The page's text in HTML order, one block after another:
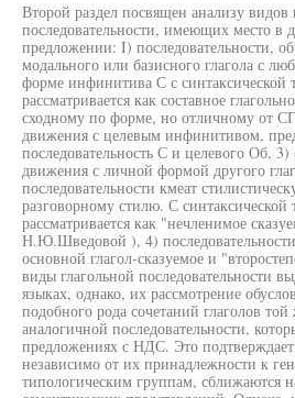
Второй раздел посвящен анализу видов
последовательности, имеющих место в
предложении: I) последовательности,
модального или базисного глагола с
форме инфинитива С с синтаксической
рассматривается как составное
сходному по форме, но отличному от
движения с целевым инфинитивом,
последовательность С и целевого Об, 3)
движения с личной формой другого
последовательности кмеат
разговорному стилю. С синтаксической
рассматривается как "нечленимое
Н.Ю.Шведовой ), 4)
основной глагол-сказуемое и
виды глагольной последовательности
языках, однако, их рассмотрение
подобного рода сочетаний глаголов
аналогичной последовательности,
предложениях с НДС. Это
независимо от их принадлежности к
типологическим группам, сближаются